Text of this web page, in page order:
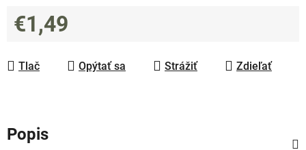
€1,49
Tlač
Opýtať sa Strážiť Zdieľať
Popis